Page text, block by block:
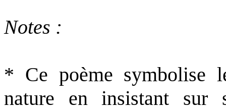
Notes :
* Ce poème symbolise
nature en insistant sur